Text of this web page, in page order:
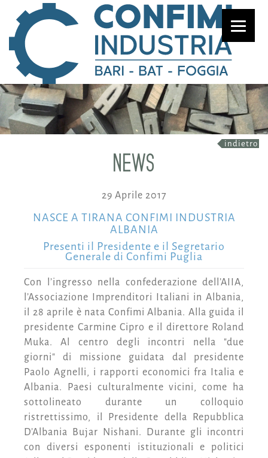
indietro
NEWS
29 Aprile 2017
NASCE A TIRANA CONFIMI INDUSTRIA
ALBANIA
Presenti il Presidente e il Segretario
Generale di Confimi Puglia
Con l’ingresso nella confederazione dell’AIIA,
l’Associazione Imprenditori Italiani in Albania,
il 28 aprile è nata Confimi Albania. Alla guida il
presidente Carmine Cipro e il direttore Roland
Muka. Al centro degli incontri nella "due
giorni" di missione guidata dal presidente
Paolo Agnelli, i rapporti economici fra Italia e
Albania. Paesi culturalmente vicini, come ha
sottolineato durante un colloquio
ristrettissimo, il Presidente della Repubblica
D’Albania Bujar Nishani. Durante gli incontri
con diversi esponenti istituzionali e politici